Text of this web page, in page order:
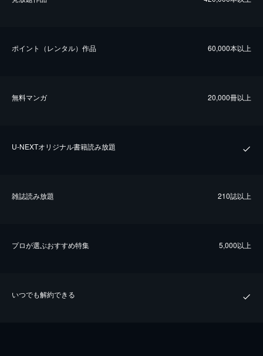
ポイント（レンタル）作品 60,000本以上
無料マンガ 20,000冊以上
U-NEXTオリジナル書籍読み放題
雑誌読み放題 210誌以上
プロが選ぶおすすめ特集 5,000以上
いつでも解約できる